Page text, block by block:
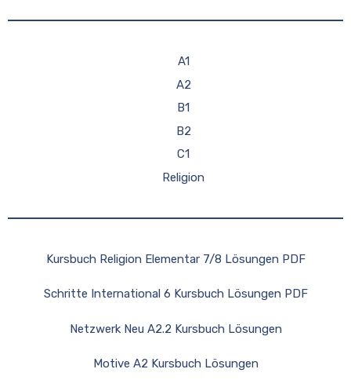
A1
A2
B1
B2
C1
Religion
Kursbuch Religion Elementar 7/8 Lösungen PDF
Schritte International 6 Kursbuch Lösungen PDF
Netzwerk Neu A2.2 Kursbuch Lösungen
Motive A2 Kursbuch Lösungen